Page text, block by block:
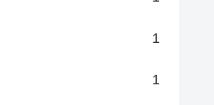
1
1